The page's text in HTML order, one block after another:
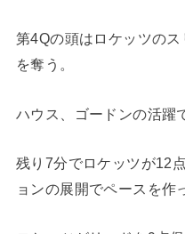
第4Qの頭はロケッツの
を奪う。
ハウス、ゴードンの活躍
残り7分でロケッツが12
ョンの展開でペースを作